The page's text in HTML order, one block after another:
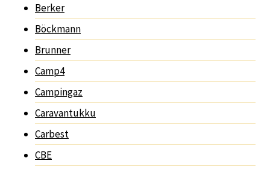
Berker
Böckmann
Brunner
Camp4
Campingaz
Caravantukku
Carbest
CBE